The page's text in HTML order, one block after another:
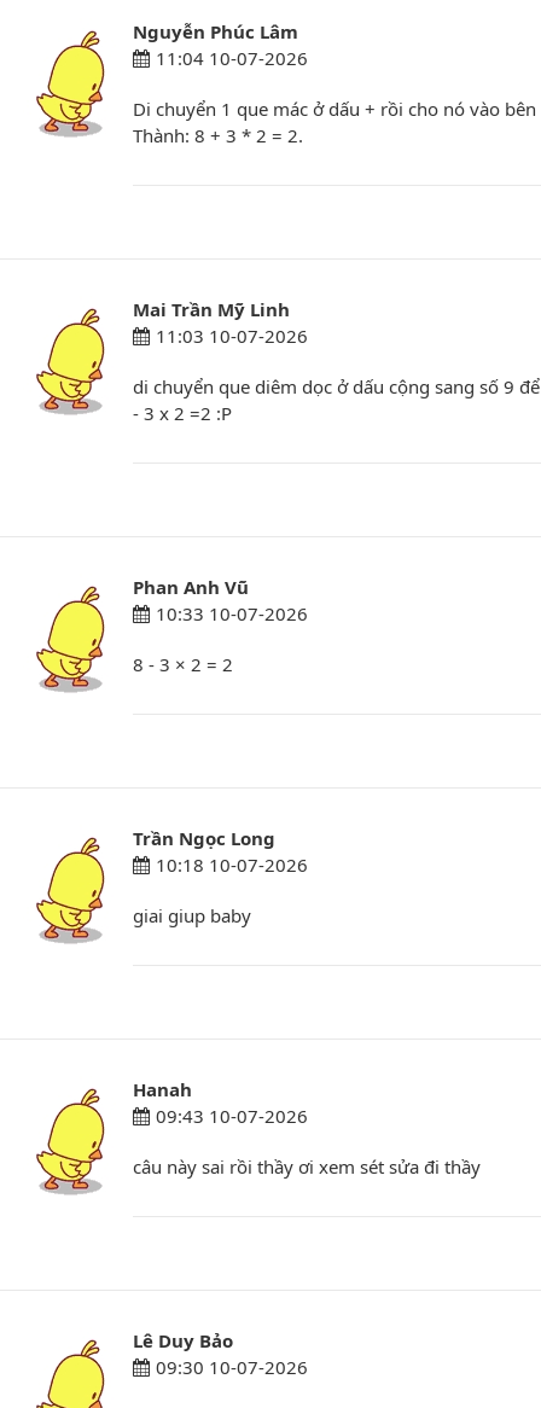
Nguyễn Phúc Lâm
11:04 10-07-2026
Di chuyển 1 que mác ở dấu + rồi cho nó vào
Thành: 8 + 3 * 2 = 2.
Mai Trần Mỹ Linh
11:03 10-07-2026
di chuyển que diêm dọc ở dấu cộng sang số 9
- 3 x 2 =2 :P
Phan Anh Vũ
10:33 10-07-2026
8 - 3 × 2 = 2
Trần Ngọc Long
10:18 10-07-2026
giai giup baby
Hanah
09:43 10-07-2026
câu này sai rồi thầy ơi xem sét sửa đi thầy
Lê Duy Bảo
09:30 10-07-2026